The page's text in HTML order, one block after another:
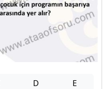
D E